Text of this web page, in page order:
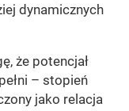
dynamicznych
że potencjał
– stopień
jako relacja